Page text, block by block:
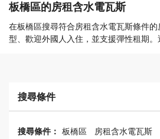
板橋區的房租含水電瓦斯
在板橋區搜尋符合房租含水電瓦斯條件
型、歡迎外國人入住，並支援彈性租期。
搜尋條件
搜尋條件： 板橋區 房租含水電瓦斯